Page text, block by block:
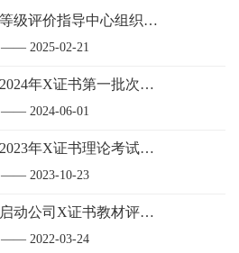
技能等级评价指导中心组织召开X证书线上培训考核平台题库修编功能开发及平台优化工作研讨会
—— 2025-02-21
公司2024年X证书第一批次理论考试成功举办
—— 2024-06-01
公司2023年X证书理论考试成功举办
—— 2023-10-23
学院启动公司X证书教材评审与题库修编工作
—— 2022-03-24